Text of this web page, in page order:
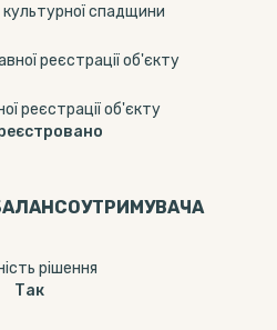
спадщини
реєстрації об'єкту
реєстрації об'єкту
рішення
Так